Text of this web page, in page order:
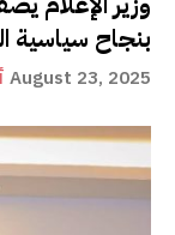
بنجاح سياسية
August 23, 2025